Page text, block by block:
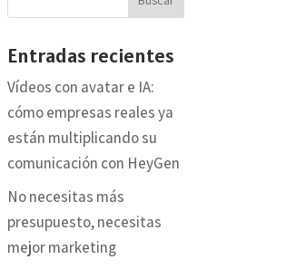
Entradas recientes
Vídeos con avatar e IA:
cómo empresas reales ya
están multiplicando su
comunicación con HeyGen
No necesitas más
presupuesto, necesitas
mejor marketing